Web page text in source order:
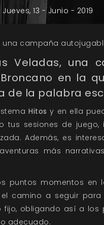
Jueves, 13 -Junio - 2019
una campaña
Veladas, una
en la
de la palabra
Hitos y en ella
tus sesiones de
Además, es
más
puntos momentos
camino a seguir
obligando así a
adecuado.